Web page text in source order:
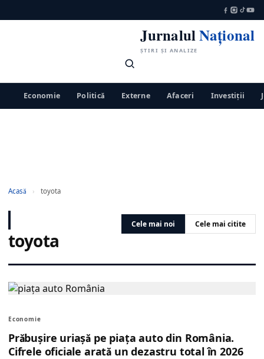
JurnalulNațional
ȘTIRI ȘI ANALIZE
Economie Politică Externe Afaceri Investiții
Acasă › toyota
toyota
Cele mai noi Cele mai citite
Economie
Prăbușire uriașă pe piața auto din România.
Cifrele oficiale arată un dezastru total în 2026